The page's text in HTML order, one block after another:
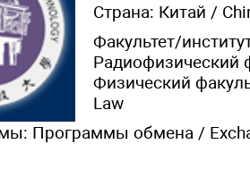
Страна: Китай /
Факультет/
Радиофизический
Физический
Law
Программы обмена /